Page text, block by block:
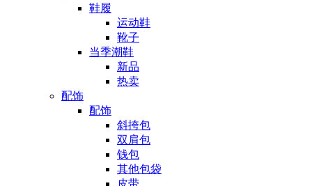
鞋履
运动鞋
靴子
当季潮鞋
新品
热卖
配饰
配饰
斜挎包
双肩包
钱包
其他包袋
皮带